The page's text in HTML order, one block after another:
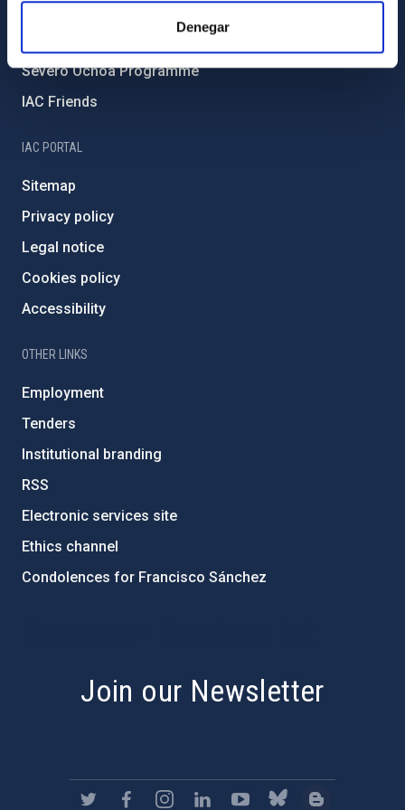
Denegar
IAC Projects
Severo Ochoa Programme
IAC Friends
IAC PORTAL
Sitemap
Privacy policy
Legal notice
Cookies policy
Accessibility
OTHER LINKS
Employment
Tenders
Institutional branding
RSS
Electronic services site
Ethics channel
Condolences for Francisco Sánchez
Join our Newsletter